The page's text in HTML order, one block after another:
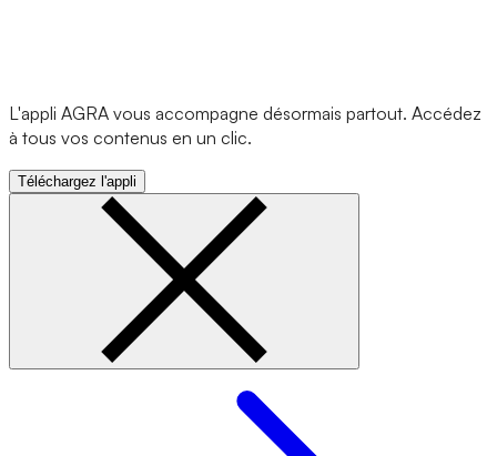
L'appli AGRA vous accompagne désormais partout. Accédez
à tous vos contenus en un clic.
Téléchargez l'appli